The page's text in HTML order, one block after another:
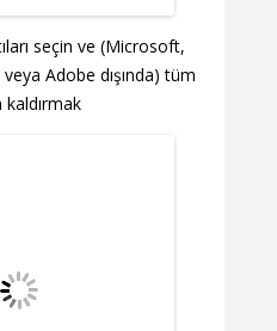
seçin ve (Microsoft,
Adobe dışında) tüm